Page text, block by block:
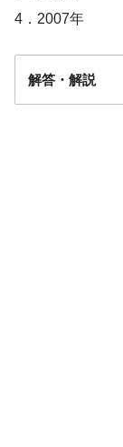
4．2007年
解答・解説